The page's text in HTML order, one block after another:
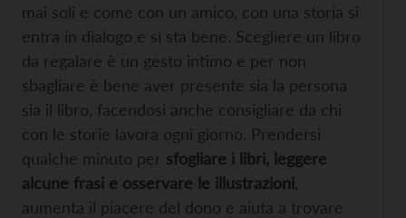
mai soli e come con un amico, con una storia si
entra in dialogo e si sta bene. Scegliere un libro
da regalare è un gesto intimo e per non
sbagliare è bene aver presente sia la persona
sia il libro, facendosi anche consigliare da chi
con le storie lavora ogni giorno. Prendersi
qualche minuto per sfogliare i libri, leggere
alcune frasi e osservare le illustrazioni
aumenta il piacere del dono e aiuta a trovare